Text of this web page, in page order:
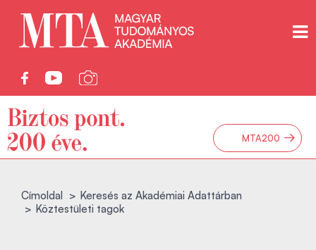
MTA200 →
Címoldal
Keresés az Akadémiai Adattárban
Köztestületi tagok